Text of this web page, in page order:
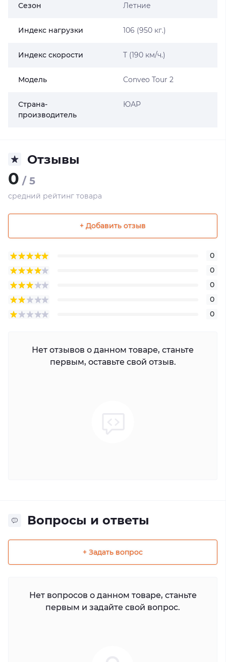
Сезон Летние
Индекс нагрузки 106 (950 кг.)
Индекс скорости T (190 км/ч.)
Модель Conveo Tour 2
Страна-
производитель
ЮАР
Отзывы
0 / 5
средний рейтинг товара
+ Добавить отзыв
0
0
0
0
0
Нет отзывов о данном товаре, станьте
первым, оставьте свой отзыв.
Вопросы и ответы
+ Задать вопрос
Нет вопросов о данном товаре, станьте
первым и задайте свой вопрос.